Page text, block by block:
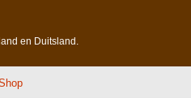
en Duitsland.